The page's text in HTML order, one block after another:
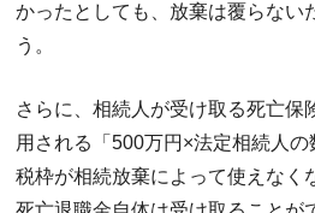
かったとしても、放棄は覆らない
う。
さらに、相続人が受け取る死亡保
用される「500万円×法定相続人
税枠が相続放棄によって使えなく